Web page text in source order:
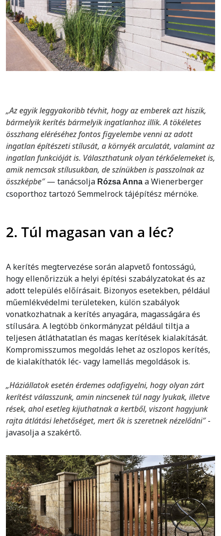
„Az egyik leggyakoribb tévhit, hogy az emberek azt hiszik,
bármelyik kerítés bármelyik ingatlanhoz illik. A tökéletes
összhang eléréséhez fontos figyelembe venni az adott
ingatlan építészeti stílusát, a környék arculatát, valamint az
ingatlan funkcióját is. Választhatunk olyan térkőelemeket is,
amik nemcsak stílusukban, de színükben is passzolnak az
összképbe″— tanácsolja Rózsa Anna a Wienerberger
csoporthoz tartozó Semmelrock tájépítész mérnöke.
2. Túl magasan van a léc?
A kerítés megtervezése során alapvető fontosságú,
hogy ellenőrizzük a helyi építési szabályzatokat és az
adott település előírásait. Bizonyos esetekben, például
műemlékvédelmi területeken, külön szabályok
vonatkozhatnak a kerítés anyagára, magasságára és
stílusára. A legtöbb önkormányzat például tiltja a
teljesen átláthatatlan és magas kerítések kialakítását.
Kompromisszumos megoldás lehet az oszlopos kerítés,
de kialakíthatók léc- vagy lamellás megoldások is.
„Háziállatok esetén érdemes odafigyelni, hogy olyan zárt
kerítést válasszunk, amin nincsenek túl nagy lyukak, illetve
rések, ahol esetleg kijuthatnak a kertből, viszont hagyjunk
rajta átlátási lehetőséget, mert ők is szeretnek nézelődni″-
javasolja a szakértő.